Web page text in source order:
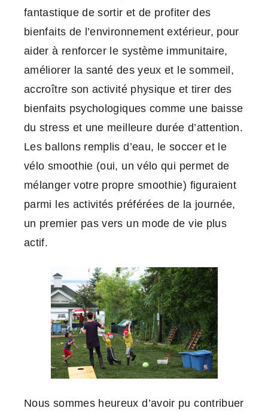
fantastique de sortir et de profiter des
bienfaits de l’environnement extérieur, pour
aider à renforcer le système immunitaire,
améliorer la santé des yeux et le sommeil,
accroître son activité physique et tirer des
bienfaits psychologiques comme une baisse
du stress et une meilleure durée d’attention.
Les ballons remplis d’eau, le soccer et le
vélo smoothie (oui, un vélo qui permet de
mélanger votre propre smoothie) figuraient
parmi les activités préférées de la journée,
un premier pas vers un mode de vie plus
actif.
Nous sommes heureux d’avoir pu contribuer